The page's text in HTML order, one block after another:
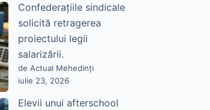
Confederațiile sindicale
solicită retragerea
proiectului legii
salarizării.
de Actual Mehedinți
iulie 23, 2026
Elevii unui afterschool